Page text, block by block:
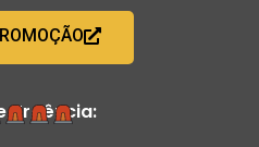
Urgência: